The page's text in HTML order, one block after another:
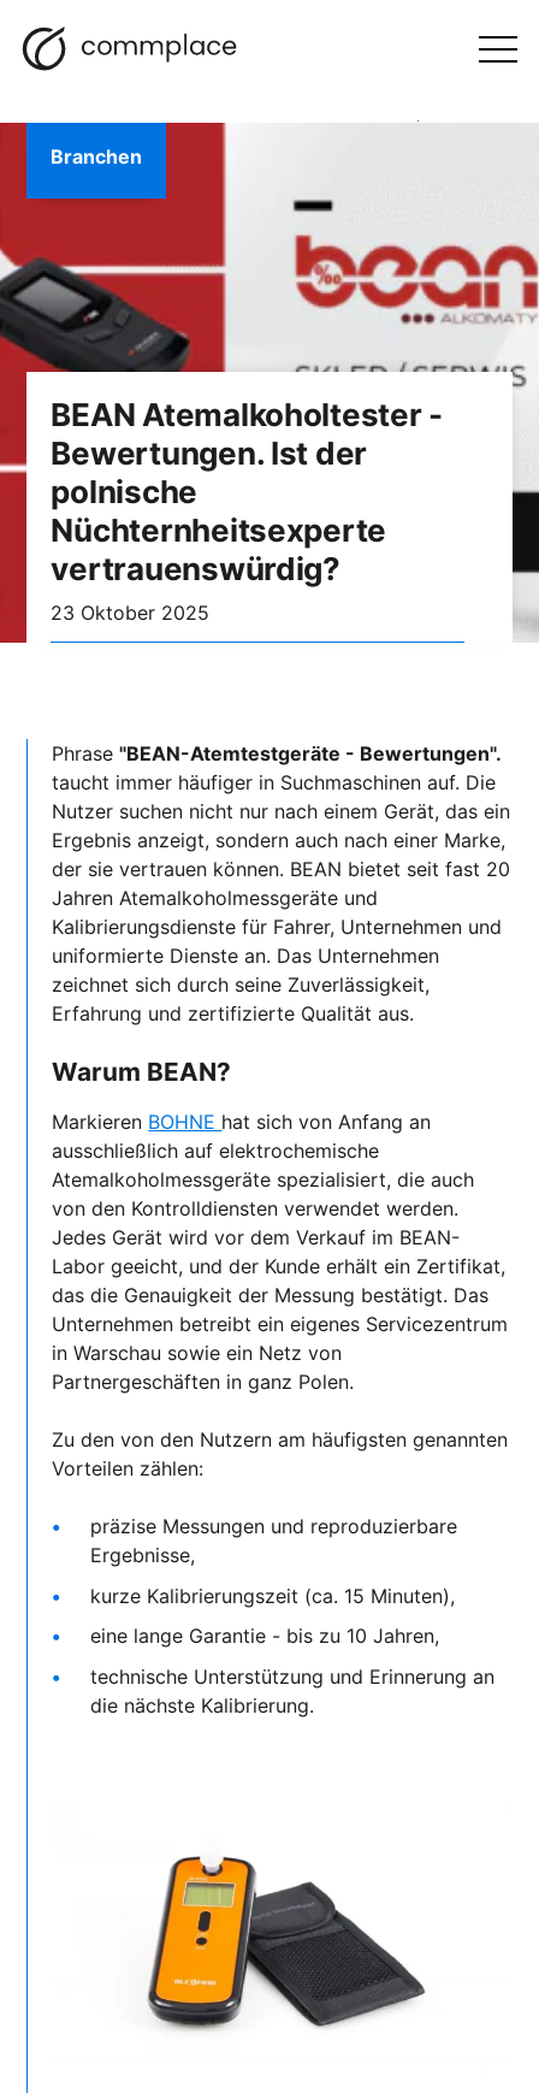
Zum
Inhalt
Navigation
BLOGGEN
BEAN Atemalkoholtester -
Bewertungen. Ist der
polnische
Nüchternheitsexperte
vertrauenswürdig?
23 Oktober 2025
Branchen
Phrase"BEAN-Atemtestgeräte - Bewertungen".
taucht immer häufiger in Suchmaschinen auf. Die
Nutzer suchen nicht nur nach einem Gerät, das ein
Ergebnis anzeigt, sondern auch nach einer Marke,
der sie vertrauen können. BEAN bietet seit fast 20
Jahren Atemalkoholmessgeräte und
Kalibrierungsdienste für Fahrer, Unternehmen und
uniformierte Dienste an. Das Unternehmen
zeichnet sich durch seine Zuverlässigkeit,
Erfahrung und zertifizierte Qualität aus.
Warum BEAN?
Markieren BOHNE hat sich von Anfang an
ausschließlich auf elektrochemische
Atemalkoholmessgeräte spezialisiert, die auch
von den Kontrolldiensten verwendet werden.
Jedes Gerät wird vor dem Verkauf im BEAN-
Labor geeicht, und der Kunde erhält ein Zertifikat,
das die Genauigkeit der Messung bestätigt. Das
Unternehmen betreibt ein eigenes Servicezentrum
in Warschau sowie ein Netz von
Partnergeschäften in ganz Polen.
Zu den von den Nutzern am häufigsten genannten
Vorteilen zählen:
präzise Messungen und reproduzierbare
Ergebnisse,
kurze Kalibrierungszeit (ca. 15 Minuten),
eine lange Garantie - bis zu 10 Jahren,
technische Unterstützung und Erinnerung an
die nächste Kalibrierung.